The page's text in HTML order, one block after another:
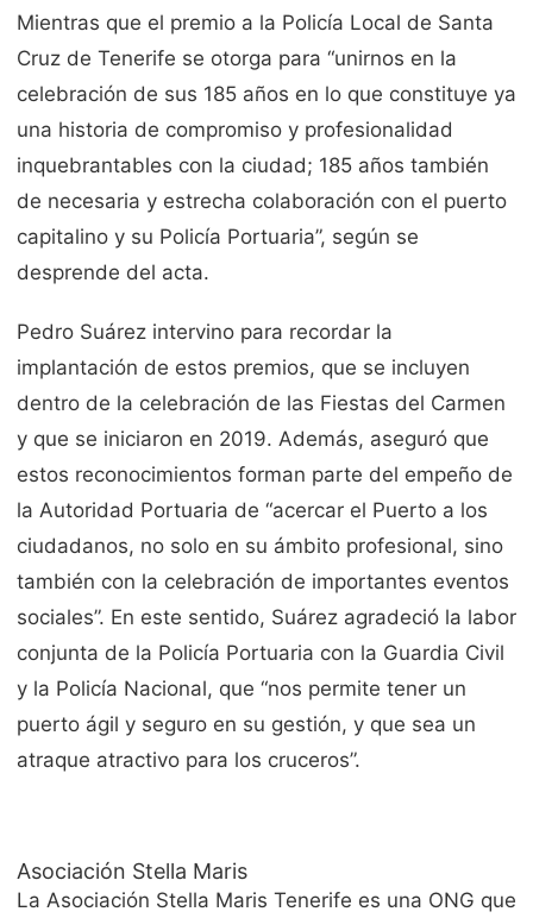
Mientras que el premio a la Policía Local de Santa
Cruz de Tenerife se otorga para “unirnos en la
celebración de sus 185 años en lo que constituye ya
una historia de compromiso y profesionalidad
inquebrantables con la ciudad; 185 años también
de necesaria y estrecha colaboración con el puerto
capitalino y su Policía Portuaria”, según se
desprende del acta.
Pedro Suárez intervino para recordar la
implantación de estos premios, que se incluyen
dentro de la celebración de las Fiestas del Carmen
y que se iniciaron en 2019. Además, aseguró que
estos reconocimientos forman parte del empeño de
la Autoridad Portuaria de “acercar el Puerto a los
ciudadanos, no solo en su ámbito profesional, sino
también con la celebración de importantes eventos
sociales”. En este sentido, Suárez agradeció la labor
conjunta de la Policía Portuaria con la Guardia Civil
y la Policía Nacional, que “nos permite tener un
puerto ágil y seguro en su gestión, y que sea un
atraque atractivo para los cruceros”.
Asociación Stella Maris
La Asociación Stella Maris Tenerife es una ONG que